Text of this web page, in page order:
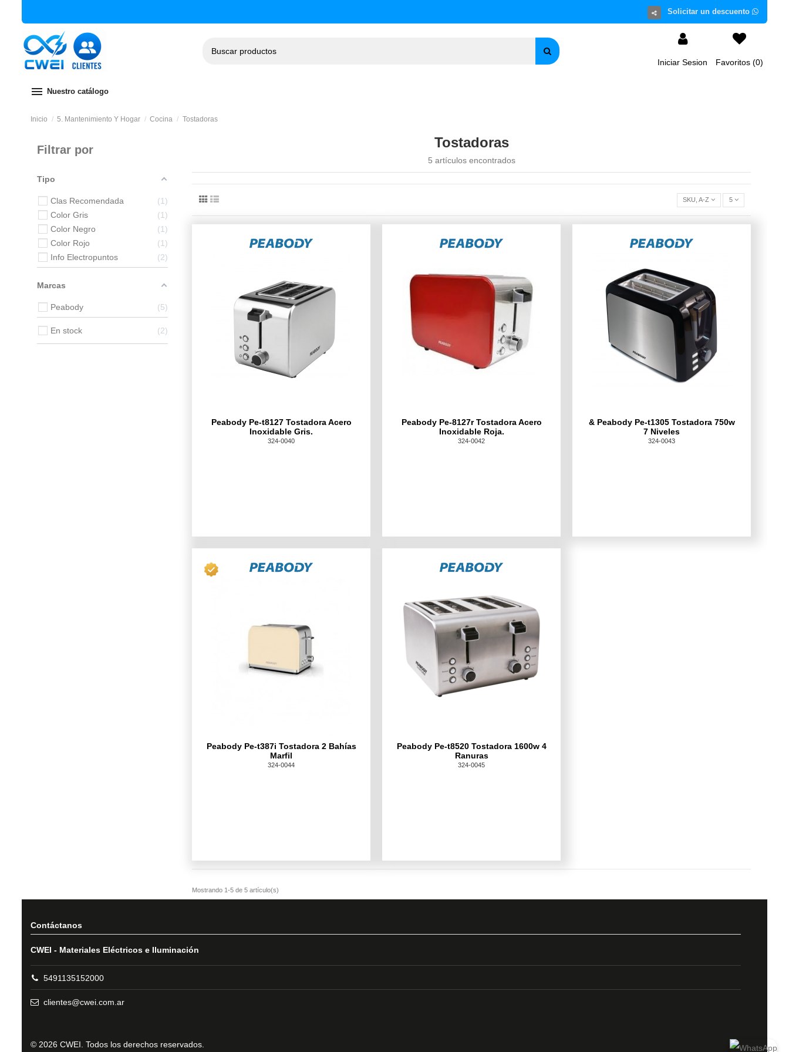
Iniciar Sesion Favoritos (0)
menu Nuestro catálogo
Inicio 5. Mantenimiento Y Hogar Cocina Tostadoras
Tostadoras
5 artículos encontrados
Peabody Pe-t8127 Tostadora Acero
Inoxidable Gris.
324-0040
Peabody Pe-8127r Tostadora Acero
Inoxidable Roja.
324-0042
& Peabody Pe-t1305 Tostadora 750w
7 Niveles
324-0043
Peabody Pe-t387i Tostadora 2 Bahías
Marfil
324-0044
Peabody Pe-t8520 Tostadora 1600w 4
Ranuras
324-0045
Filtrar por
Tipo
Clas Recomendada
1
Color Gris
1
Color Negro
1
Color Rojo
1
Info Electropuntos
2
Marcas
Peabody 5
En stock 2
Contáctanos
CWEI - Materiales Eléctricos e Iluminación
5491135152000
clientes@cwei.com.ar
© 2026 CWEI. Todos los derechos reservados.